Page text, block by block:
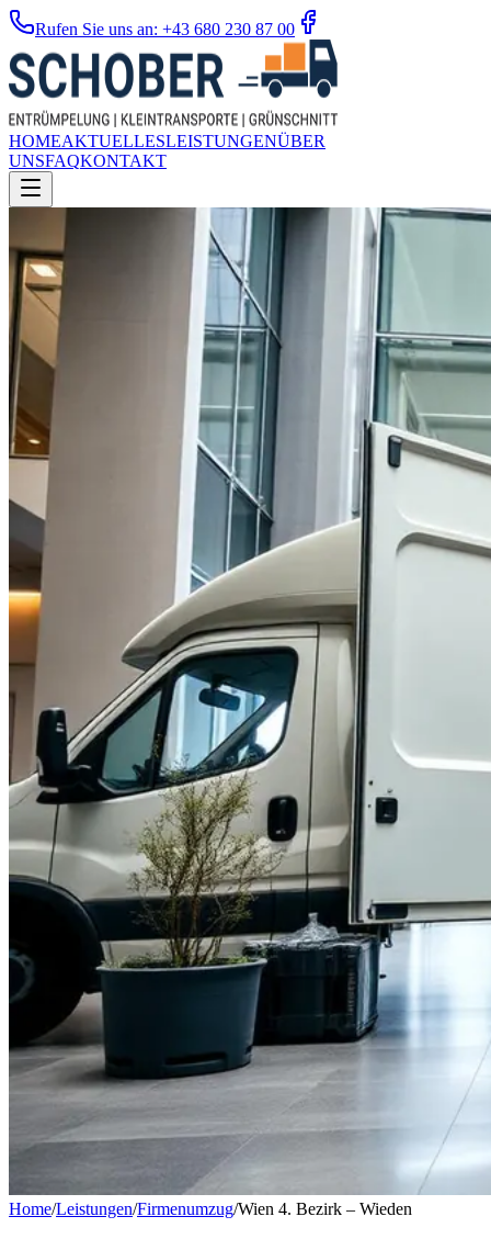
Rufen Sie uns an: +43 680 230 87 00
HOMEAKTUELLESLEISTUNGENÜBER
UNSFAQKONTAKT
Home/Leistungen/Firmenumzug/Wien 4. Bezirk – Wieden